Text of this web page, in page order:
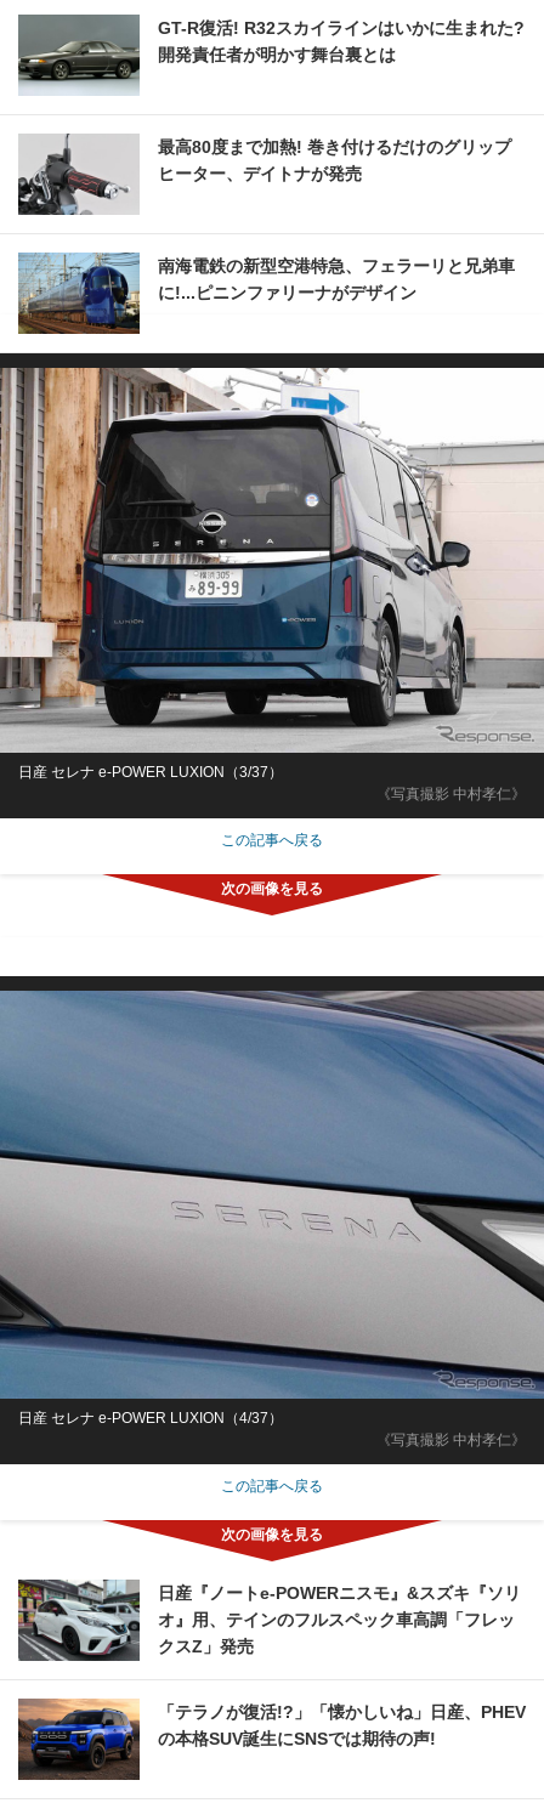
GT-R復活! R32スカイラインはいかに生まれた?
開発責任者が明かす舞台裏とは
最高80度まで加熱! 巻き付けるだけのグリップ
ヒーター、デイトナが発売
南海電鉄の新型空港特急、フェラーリと兄弟車
に!...ピニンファリーナがデザイン
《写真撮影 中村孝仁》
日産 セレナ e-POWER LUXION（3/37）
この記事へ戻る
《写真撮影 中村孝仁》
日産 セレナ e-POWER LUXION（4/37）
この記事へ戻る
日産『ノートe-POWERニスモ』&スズキ『ソリ
オ』用、テインのフルスペック車高調「フレッ
クスZ」発売
「テラノが復活!?」「懐かしいね」日産、PHEV
の本格SUV誕生にSNSでは期待の声!